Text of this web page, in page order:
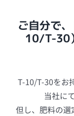
ご自分で
10/T-30
T-10/T-30をお
当社に
但し、肥料の